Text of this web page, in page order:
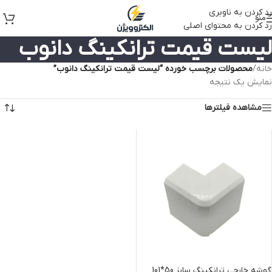
رد کردن به ناوبری
رد کردن به محتوای اصلی
منو
لیست قیمت ترانکینگ دانوب
خانه/محصولات برچسب خورده “لیست قیمت ترانکینگ دانوب”
نمایش یک نتیجه
مشاهده فیلترها